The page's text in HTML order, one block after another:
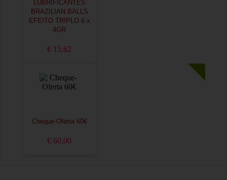
LUBRIFICANTES
BRAZILIAN BALLS
EFEITO TRIPLO 6 x
4GR
€ 15,62
Cheque-Oferta 60€
€ 60,00